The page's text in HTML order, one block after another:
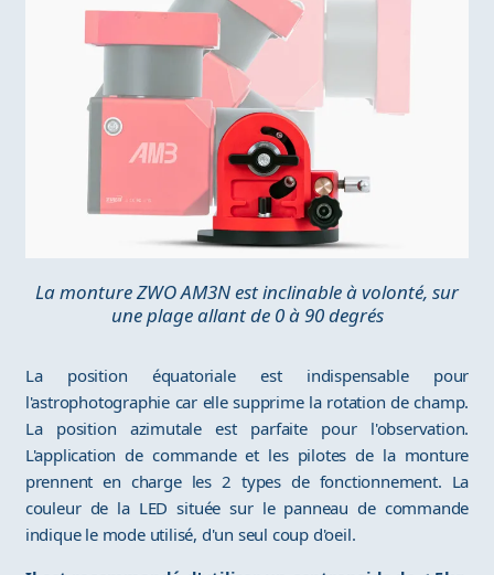
La monture ZWO AM3N est inclinable à volonté, sur
une plage allant de 0 à 90 degrés
La position équatoriale est indispensable pour
l'astrophotographie car elle supprime la rotation de champ.
La position azimutale est parfaite pour l'observation.
L'application de commande et les pilotes de la monture
prennent en charge les 2 types de fonctionnement. La
couleur de la LED située sur le panneau de commande
indique le mode utilisé, d'un seul coup d'oeil.